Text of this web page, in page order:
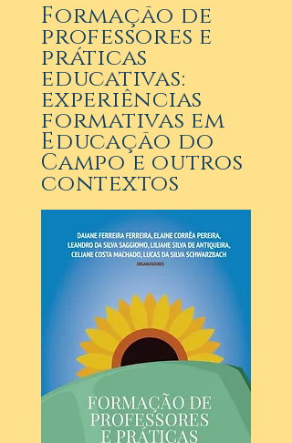
Formação de
professores e
práticas
educativas:
experiências
formativas em
Educação do
Campo e outros
contextos